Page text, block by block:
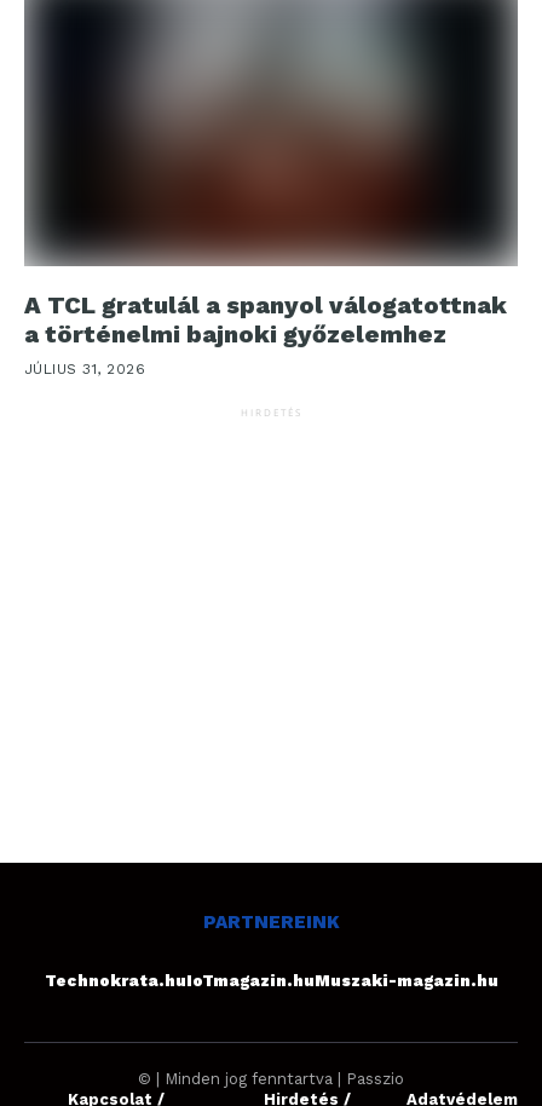
A TCL gratulál a spanyol válogatottnak
a történelmi bajnoki győzelemhez
JÚLIUS 31, 2026
HIRDETÉS
PARTNEREINK
Technokrata.huIoTmagazin.huMuszaki-magazin.hu
© | Minden jog fenntartva | Passzio
Kapcsolat /
Hirdetés / Adatvédelem